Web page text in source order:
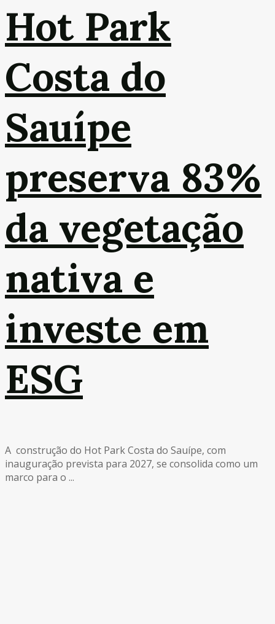
Hot Park
Costa do
Sauípe
preserva 83%
da vegetação
nativa e
investe em
ESG
A construção do Hot Park Costa do Sauípe, com
inauguração prevista para 2027, se consolida como um
marco para o ...